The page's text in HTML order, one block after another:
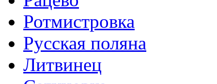
Ротмистровка
Русская поляна
Литвинец